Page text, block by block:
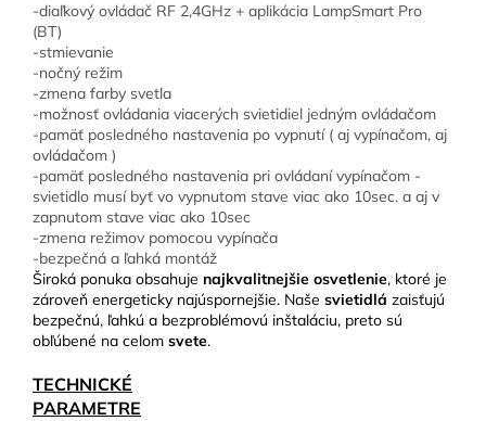
-diaľkový ovládač RF 2,4GHz + aplikácia LampSmart Pro
(BT)
-stmievanie
-nočný režim
-zmena farby svetla
-možnosť ovládania viacerých svietidiel jedným ovládačom
-pamäť posledného nastavenia po vypnutí ( aj vypínačom, aj
ovládačom )
-pamäť posledného nastavenia pri ovládaní vypínačom -
svietidlo musí byť vo vypnutom stave viac ako 10sec. a aj v
zapnutom stave viac ako 10sec
-zmena režimov pomocou vypínača
-bezpečná a ľahká montáž
Široká ponuka obsahuje najkvalitnejšie osvetlenie, ktoré je
zároveň energeticky najúspornejšie. Naše svietidlá zaisťujú
bezpečnú, ľahkú a bezproblémovú inštaláciu, preto sú
obľúbené na celom svete.
TECHNICKÉ
PARAMETRE